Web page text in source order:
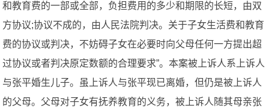
和教育费的一部或全部，负担费用的多少和期限的长短，由双
方协议;协议不成的，由人民法院判决。关于子女生活费和教育
费的协议或判决，不妨碍子女在必要时向父母任何一方提出超
过协议或者判决原定数额的合理要求”。本案被上诉人系上诉人
与张平婚生儿子。虽上诉人与张平现已离婚，但仍是被上诉人
的父母。父母对子女有抚养教育的义务，被上诉人随其母亲张